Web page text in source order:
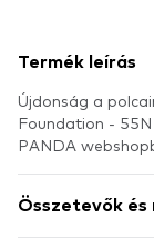
Termék leírás
Újdonság a
Foundation -
PANDA
Összetevők és